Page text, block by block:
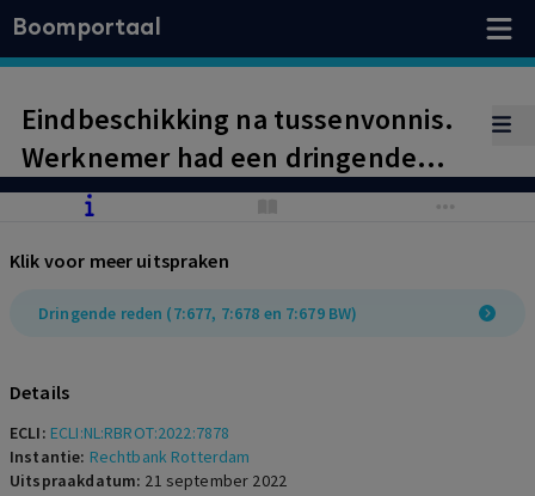
Boomportaal
Eindbeschikking na tussenvonnis.
Werknemer had een dringende
reden om de arbeidsovereenkomst
onregelmatige opzegging is geen
sprake.
Klik voor meer uitspraken
Dringende reden (7:677, 7:678 en 7:679 BW)
Details
ECLI: ECLI:NL:RBROT:2022:7878
Instantie: Rechtbank Rotterdam
Uitspraakdatum: 21 september 2022